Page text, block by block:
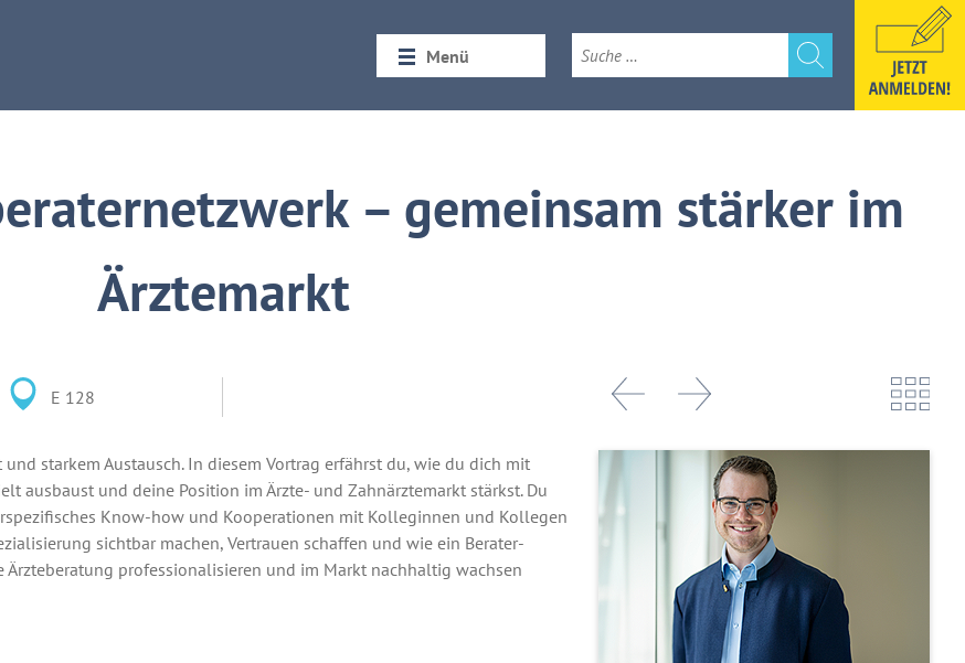
Menü
– gemeinsam stärker im
Ärztemarkt
E 128
starkem Austausch. In diesem Vortrag erfährst du, wie du dich mit
ausbaust und deine Position im Ärzte- und Zahnärztemarkt stärkst. Du
Know-how und Kooperationen mit Kolleginnen und Kollegen
sichtbar machen, Vertrauen schaffen und wie ein Berater-
professionalisieren und im Markt nachhaltig wachsen